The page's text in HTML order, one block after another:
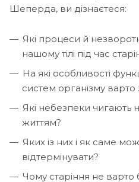
Шеперда, ви дізнаєтеся:
Які процеси й
нашому тілі під час
На які особливості
систем організму варто
Які небезпеки чигають
життям?
Яких із них і як саме
відтермінувати?
Чому старіння не варто